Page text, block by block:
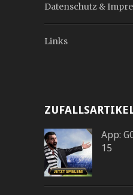
Datenschutz &
Links
App:
15